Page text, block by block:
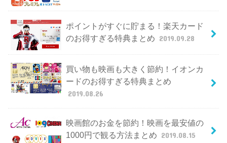
ポイントがすぐに貯まる！楽天カード
のお得すぎる特典まとめ 2019.09.28
買い物も映画も大きく節約！イオンカ
ードのお得すぎる特典まとめ
2019.08.26
映画館のお金を節約！映画を最安値の
1000円で観る方法まとめ 2019.08.15